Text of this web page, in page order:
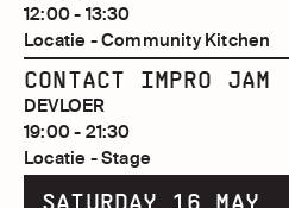
12:00 - 13:30
Locatie - Community Kitchen
CONTACT IMPRO JAM
DEVLOER
19:00 - 21:30
Locatie - Stage